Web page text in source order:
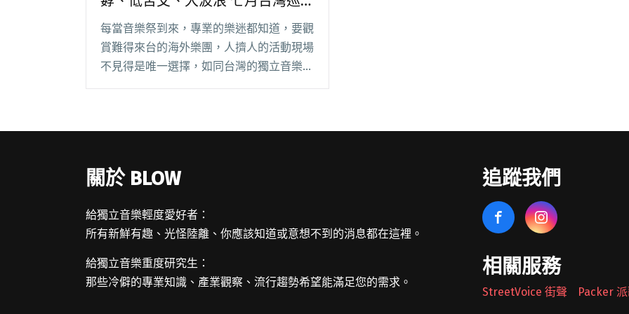
迴場次公開
每當音樂祭到來，專業的樂迷都知道，要觀
賞難得來台的海外樂團，人擠人的活動現場
不見得是唯一選擇，如同台灣的獨立音樂人
往返中國、日本演出，一趟旅程下來，不同
灣巡迴場次公開"
關於 BLOW
給獨立音樂輕度愛好者：
所有新鮮有趣、光怪陸離、你應該知道或意想不到的消息都在這裡。
給獨立音樂重度研究生：
那些冷僻的專業知識、產業觀察、流行趨勢希望能滿足您的需求。
追蹤我們
相關服務
StreetVoice 街聲 Packer